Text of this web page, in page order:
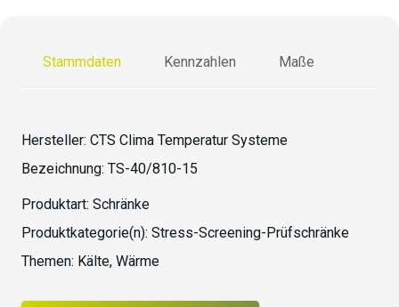
Stammdaten Kennzahlen Maße
Hersteller: CTS Clima Temperatur Systeme
Bezeichnung: TS-40/810-15
Produktart: Schränke
Produktkategorie(n): Stress-Screening-Prüfschränke
Themen: Kälte, Wärme